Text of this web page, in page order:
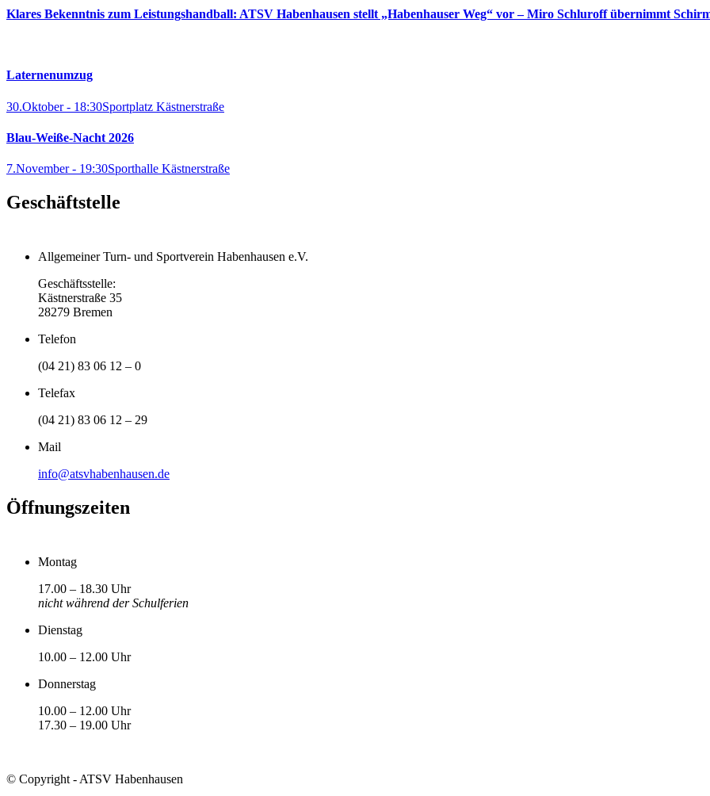
Klares Bekenntnis zum Leistungshandball: ATSV Habenhausen stellt „Habenhauser Weg“ vor – Miro Schluroff übernimmt
Laternenumzug
30.Oktober - 18:30Sportplatz Kästnerstraße
Blau-Weiße-Nacht 2026
7.November - 19:30Sporthalle Kästnerstraße
Geschäftstelle
Allgemeiner Turn- und Sportverein Habenhausen e.V.
Geschäftsstelle:
Kästnerstraße 35
28279 Bremen
Telefon
(04 21) 83 06 12 – 0
Telefax
(04 21) 83 06 12 – 29
Mail
info@atsvhabenhausen.de
Öffnungszeiten
Montag
17.00 – 18.30 Uhr
nicht während der Schulferien
Dienstag
10.00 – 12.00 Uhr
Donnerstag
10.00 – 12.00 Uhr
17.30 – 19.00 Uhr
© Copyright - ATSV Habenhausen